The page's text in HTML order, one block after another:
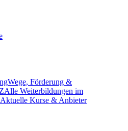
Wege, Förderung &
Alle Weiterbildungen im
Aktuelle Kurse & Anbieter